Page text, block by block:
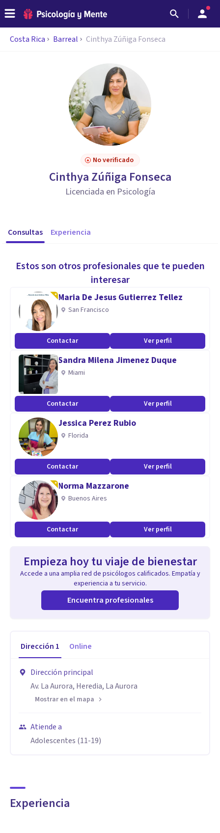
Costa Rica Barreal Cinthya Zúñiga Fonseca
No verificado
Cinthya Zúñiga Fonseca
Licenciada en Psicología
Consultas Experiencia
Estos son otros profesionales que te pueden
interesar
Maria De Jesus Gutierrez Tellez
San Francisco
Contactar Ver perfil
Sandra Milena Jimenez Duque
Miami
Contactar Ver perfil
Jessica Perez Rubio
Florida
Contactar Ver perfil
Norma Mazzarone
Buenos Aires
Contactar Ver perfil
Empieza hoy tu viaje de bienestar
Accede a una amplia red de psicólogos calificados. Empatía y
experiencia a tu servicio.
Encuentra profesionales
Dirección 1 Online
Dirección principal
Av. La Aurora, Heredia, La Aurora
Mostrar en el mapa
Atiende a
Adolescentes (11-19)
Experiencia